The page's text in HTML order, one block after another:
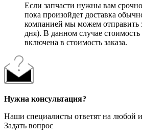
Если запчасти нужны вам
пока произойдет доставка
компанией мы можем отправить
дня). В данном случае стоимость
включена в стоимость заказа.
Нужна консультация?
Наши специалисты ответят на любой
Задать вопрос